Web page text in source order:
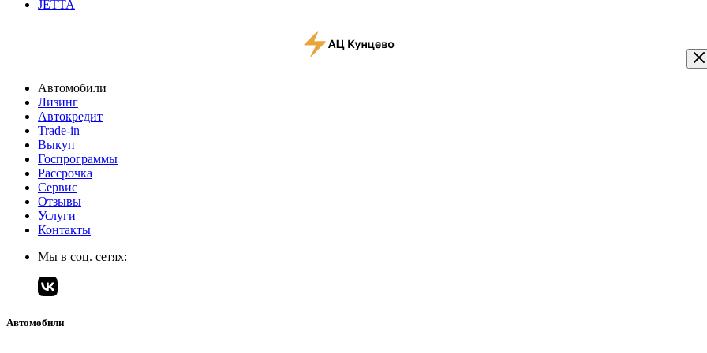
JETTA
Автомобили
Лизинг
Автокредит
Trade-in
Выкуп
Госпрограммы
Рассрочка
Сервис
Отзывы
Услуги
Контакты
Мы в соц. сетях:
Автомобили